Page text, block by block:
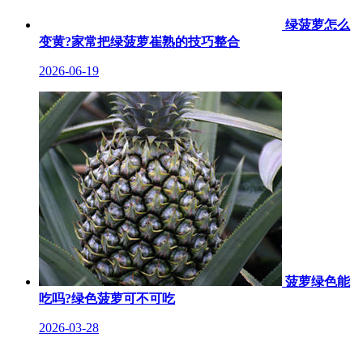
绿菠萝怎么
变黄?家常把绿菠萝崔熟的技巧整合
2026-06-19
菠萝绿色能
吃吗?绿色菠萝可不可吃
2026-03-28